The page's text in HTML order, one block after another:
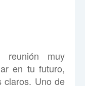
muy
en tu futuro,
claros. Uno de